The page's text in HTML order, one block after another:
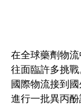
在全球藥劑物
往面臨許多挑
國際物流接到
進行一批異丙